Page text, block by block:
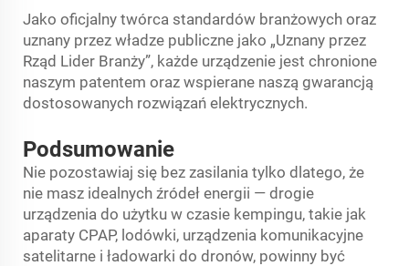
Jako oficjalny twórca standardów branżowych oraz
uznany przez władze publiczne jako „Uznany przez
Rząd Lider Branży”, każde urządzenie jest chronione
naszym patentem oraz wspierane naszą gwarancją
dostosowanych rozwiązań elektrycznych.
Podsumowanie
Nie pozostawiaj się bez zasilania tylko dlatego, że
nie masz idealnych źródeł energii — drogie
urządzenia do użytku w czasie kempingu, takie jak
aparaty CPAP, lodówki, urządzenia komunikacyjne
satelitarne i ładowarki do dronów, powinny być